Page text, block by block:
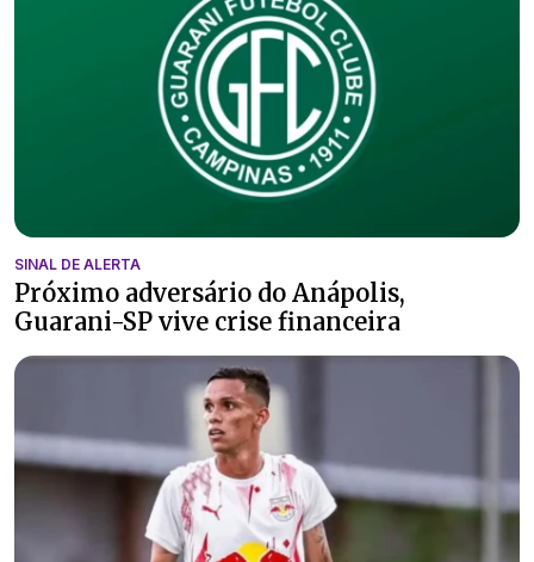
SINAL DE ALERTA
Próximo adversário do Anápolis,
Guarani-SP vive crise financeira